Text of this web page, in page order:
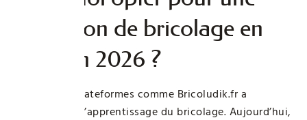
formation de bricolage en
ligne en 2026 ?
L’arrivée de plateformes comme Bricoludik.fr a
révolutionné l’apprentissage du bricolage. Aujourd’hui,